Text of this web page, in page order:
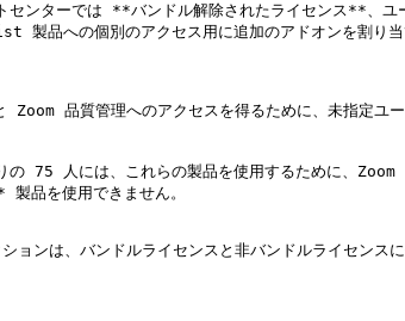
ターでは **バンドル解除されたライセンス**、ユ
への個別のアクセス用に追加のアドオンを割り当
品質管理へのアクセスを得るために、未指定ユー
人には、これらの製品を使用するために、Zoom
品を使用できません。
ンは、バンドルライセンスと非バンドルライセンス